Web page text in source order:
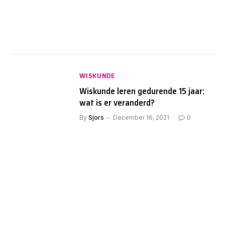
WISKUNDE
Wiskunde leren gedurende 15 jaar:
wat is er veranderd?
By Sjors December 16, 2021 0